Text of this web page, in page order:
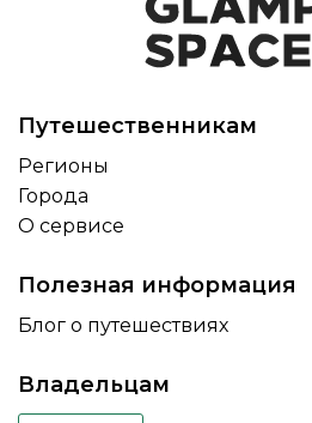
Путешественникам
Регионы
Города
О сервисе
Полезная информация
Блог о путешествиях
Владельцам